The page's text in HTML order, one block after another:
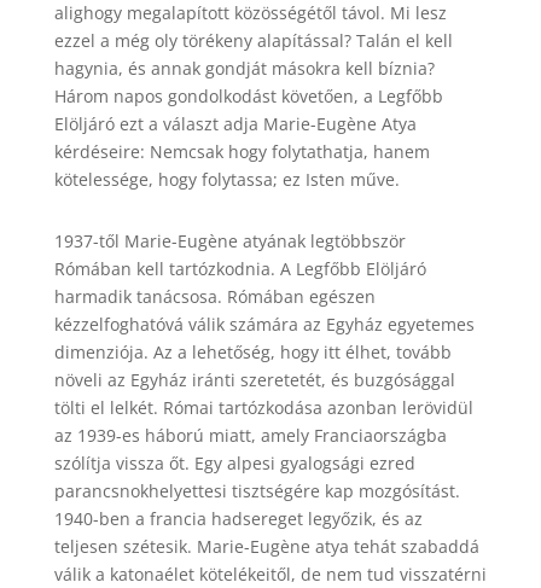
alighogy megalapított közösségétől távol. Mi lesz
ezzel a még oly törékeny alapítással? Talán el kell
hagynia, és annak gondját másokra kell bíznia?
Három napos gondolkodást követően, a Legfőbb
Elöljáró ezt a választ adja Marie-Eugène Atya
kérdéseire: Nemcsak hogy folytathatja, hanem
kötelessége, hogy folytassa; ez Isten műve.
1937-től Marie-Eugène atyának legtöbbször
Rómában kell tartózkodnia. A Legfőbb Elöljáró
harmadik tanácsosa. Rómában egészen
kézzelfoghatóvá válik számára az Egyház egyetemes
dimenziója. Az a lehetőség, hogy itt élhet, tovább
növeli az Egyház iránti szeretetét, és buzgósággal
tölti el lelkét. Római tartózkodása azonban lerövidül
az 1939-es háború miatt, amely Franciaországba
szólítja vissza őt. Egy alpesi gyalogsági ezred
parancsnokhelyettesi tisztségére kap mozgósítást.
1940-ben a francia hadsereget legyőzik, és az
teljesen szétesik. Marie-Eugène atya tehát szabaddá
válik a katonaélet kötelékeitől, de nem tud visszatérni